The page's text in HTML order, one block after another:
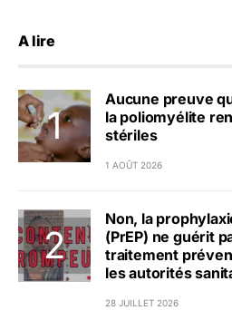
A lire
Aucune preuve
la poliomyélite
stériles
1 AOÛT 2026
Non, la
(PrEP) ne guérit
traitement
les autorités
28 JUILLET 2026